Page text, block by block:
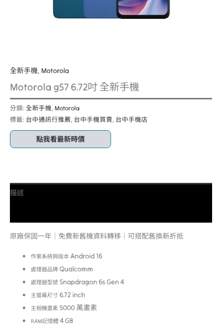
全新手機, Motorola
Motorola g57 6.72吋 全新手機
分類: 全新手機, Motorola
標籤: 台中通訊行推薦, 台中手機買賣, 台中手機店
點我看最新時價
描述
原廠保固一年｜免費新舊機資料轉移｜可搭配舊換新折抵
作業系統與版本 Android 16
處理器品牌 Qualcomm
處理器型號 Snapdragon 6s Gen 4
主螢幕尺寸 6.72 inch
主相機畫素 5000 萬畫素
RAM記憶體 4 GB